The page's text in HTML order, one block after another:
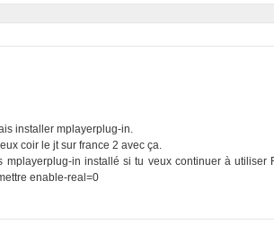
installer mplayerplug-in.
coir le jt sur france 2 avec ça.
mplayerplug-in installé si tu veux continuer à
enable-real=0